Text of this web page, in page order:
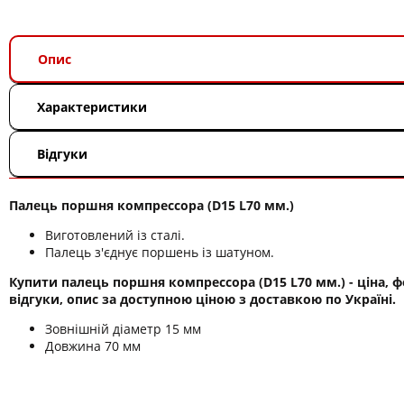
Опис
Характеристики
Відгуки
Палець поршня компрессора (D15 L70 мм.)
Виготовлений із сталі.
Палець з'єднує поршень із шатуном.
Купити палець поршня компрессора (D15 L70 мм.) - ціна,
відгуки, опис за доступною ціною з доставкою по Україні.
Зовнішній діаметр 15 мм
Довжина 70 мм